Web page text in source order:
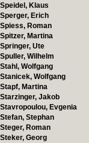
Speidel, Klaus
Sperger, Erich
Spiess, Roman
Spitzer, Martina
Springer, Ute
Spuller, Wilhelm
Stahl, Wolfgang
Stanicek, Wolfgang
Stapf, Martina
Starzinger, Jakob
Stavropoulou, Evgenia
Stefan, Stephan
Steger, Roman
Steker, Georg